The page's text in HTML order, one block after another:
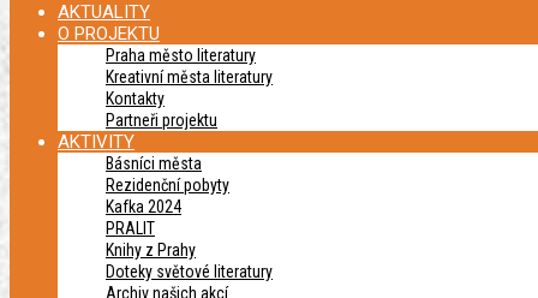
Menu
AKTUALITY
O PROJEKTU
Praha město literatury
Kreativní města literatury
Kontakty
Partneři projektu
AKTIVITY
Básníci města
Rezidenční pobyty
Kafka 2024
PRALIT
Knihy z Prahy
Doteky světové literatury
Archiv našich akcí